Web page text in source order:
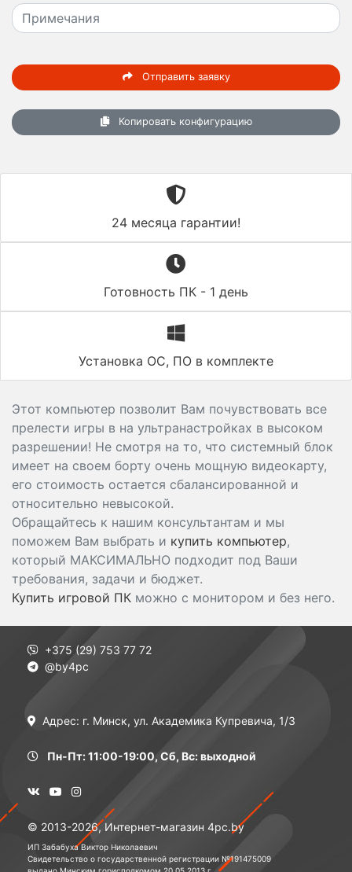
Отправить заявку
Копировать конфигурацию
24 месяца гарантии!
Готовность ПК - 1 день
Установка ОС, ПО в комплекте
Этот компьютер позволит Вам почувствовать все
прелести игры в на ультранастройках в высоком
разрешении! Не смотря на то, что системный блок
имеет на своем борту очень мощную видеокарту,
его стоимость остается сбалансированной и
относительно невысокой.
Обращайтесь к нашим консультантам и мы
поможем Вам выбрать и купить компьютер,
который МАКСИМАЛЬНО подходит под Ваши
требования, задачи и бюджет.
Купить игровой ПК можно с монитором и без него.
+375 (29) 753 77 72
@by4pc
Адрес: г. Минск, ул. Академика Купревича, 1/3
Пн-Пт: 11:00-19:00, Сб, Вс: выходной
© 2013-2026, Интернет-магазин 4pc.by
ИП Забабуха Виктор Николаевич
Свидетельство о государственной регистрации №191475009